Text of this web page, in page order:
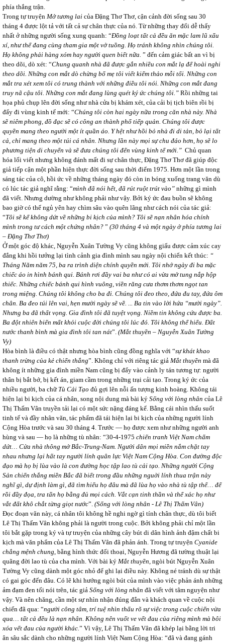
phía thắng trận.
Trong tự truyện Mở tương lai của Đặng Thơ Thơ, cận cảnh đời sống sau 30
tháng 4 được lột tả với tất cả sự chân thực của nó. Từ những thay đổi dễ thấy
nhất ở những người sống xung quanh: “Đồng loạt tất cả đều ăn mặc lam lũ xấu
xí, như thể đang cùng tham gia một vở tuồng. Họ tránh không nhìn chúng tôi.
Họ không phải hàng xóm hay người quen biết nữa. ” đến cảm giác bất an vì bị
theo dõi, dò xét: “Chung quanh nhà đã được gắn nhiều con mắt lạ để hoài nghi
theo dõi. Những con mắt dò chừng bố mẹ tôi viết kiểm thảo mỗi tối. Những con
mắt tra xét xem tôi có trung thành với những điều tôi nói. Những con mắt đang
truy nã cậu tôi. Những con mắt đang lùng quét ký ức chúng tôi.” Rồi những tai
họa phủ chụp lên đời sống như nhà cửa bị khám xét, của cải bị tịch biên rồi bị
đẩy đi vùng kinh tế mới: “Chúng tôi còn hai ngày nữa trong căn nhà này. Nhà
sẽ niêm phong, đồ đạc sẽ có công an thành phố tiếp quản. Chúng tôi được
quyền mang theo người một ít quần áo. Y hệt như hồi bỏ nhà đi di tản, bỏ lại tất
cả, chỉ mang theo một túi cá nhân. Nhưng lần này mọi sự chu đáo hơn, họ sẽ lo
phương tiện di chuyển và sẽ đưa chúng tôi đến vùng kinh tế mới.” Chủ quan
hóa lối viết nhưng không đánh mất đi sự chân thực, Đặng Thơ Thơ đã giúp độc
giả tiếp cận một phần hiện thực đời sống sau thời điểm 1975. Hơn một lần trong
sáng tác của cô, hồi ức về những tháng ngày đó còn in bóng xuống trang văn dù
có lúc tác giả nghĩ rằng: “mình đã nói hết, đã rút ruột trút vào” những gì mình
đã viết. Nhưng dường như không phải như vậy. Bởi ký ức đau buồn sẽ không
bao giờ có thể ngủ yên hay chìm sâu vào quên lãng như cách nói của tác giả:
“Tôi sẽ kể không dứt về những bi kịch của mình? Tôi sẽ nạn nhân hóa chính
mình trong tư cách một chứng nhân? ” (30 tháng 4 và một ngày ở phía tương lai
– Đặng Thơ Thơ)
Ở một góc độ khác, Nguyễn Xuân Tường Vy cũng không giấu được cảm xúc cay
đắng khi hồi tưởng lại tình cảnh gia đình mình sau ngày nội chiến kết thúc: “
Tháng Năm năm 75, ba ra trình diện chính quyền mới. Tôi nhớ ngày đi ba mặc
chiếc áo in hình bánh qui. Bánh rơi đầy vai ba như có ai vừa mở tung nắp hộp
thiếc. Những chiếc bánh qui hình vuông, viền răng cưa thơm thơm ngọt tan
trong miệng. Chúng tôi không cho ba đi. Chúng tôi đeo theo, đứa đu tay, đứa ôm
chân. Ba đeo túi lên vai, hẹn mười ngày sẽ về. ... Ba tin vào lời hứa “mười ngày”.
Nhưng ba đã thất vọng. Gia đình tôi đã tuyệt vọng. Niềm tin không cứu được ba.
Ba đột nhiên biến mất khỏi cuộc đời chúng tôi lúc đó. Tôi không thể hiểu. Đất
nước thanh bình mà gia đình tôi tan nát”. (Mắt thuyền – Nguyễn Xuân Tường
Vy)
Hòa bình là điều có thật nhưng hòa bình cũng đồng nghĩa với “sự khát khao
thanh trừng của kẻ chiến thắng”. Không chỉ với riêng tác giả Mắt thuyền mà đã
không ít những gia đình miền Nam cũng bị đẩy vào cảnh ly tán tương tự: người
thân bị bắt bớ, bị kết án, giam cầm trong những trại cải tạo. Trong ký ức của
nhiều người, ba chữ Tù Cải Tạo đủ gợi lên nỗi ấn tượng kinh hoàng. Không tái
hiện lại bi kịch của cá nhân, song nội dung mà bài ký Sống với lòng nhân của Lê
Thị Thấm Vân truyền tải lại có một sức nặng đáng kể. Bằng cái nhìn thấu suốt
tinh tế và đầy nhân văn, tác phẩm đã tái hiện lại bi kịch của những người lính
Cộng Hòa trước và sau 30 tháng 4. Trước ― họ được xem như những người anh
hùng và sau ― họ là những tù nhân: “30-4-1975 chiến tranh Việt Nam chấm
dứt… Cửa nhà thông mở Bắc-Trung-Nam. Người dân mọi miền nắm chặt tay
nhau nhưng lại hất tay người lính quân lực Việt Nam Cộng Hòa. Con đường độc
đạo mà họ bị lùa vào là con đường học tập lao tù cải tạo. Những người Cộng
Sản chiến thắng miền Bắc đã biết trong đầu những nguời lính thua trận này
nghĩ gì, dự định làm gì, đã tìm hiểu họ đâu mà đã lùa họ vào nhà tù tập thể… để
rồi đầy đọa, tra tấn họ bằng đủ mọi cách. Vắt cạn tinh thần và thể xác họ như
vắt đất khô chắt từng giọt nước”. (Sống với lòng nhân - Lê Thị Thấm Vân)
Đọc đoạn văn này, cá nhân tôi không hề nghi ngờ gì tính chân thực, dù tôi biết
Lê Thị Thấm Vân không phải là người trong cuộc. Bởi không phải chỉ một lần
tôi bắt gặp trong ký và tự truyện của những cây bút di dân hình ảnh đậm chất bi
kịch mà văn phẩm của Lê Thị Thấm Vân đã phản ánh. Trong tự truyện Cyanide
chẳng mệnh chung, bằng hình thức đối thoại, Nguyễn Hương đã tường thuật lại
quãng đời lao tù của cha mình. Với bài ký Mắt thuyền, ngòi bút Nguyễn Xuân
Tường Vy cũng dành một góc nhỏ để ghi lại điều này. Không né tránh dù sự thật
có gai góc đến đâu. Có lẽ khi hướng ngòi bút của mình vào việc phản ánh những
ảm đạm đen tối nói trên, tác giả Sống với lòng nhân đã viết với tâm nguyện như
vậy. Và nên chăng, cần một sự nhìn nhận đúng đắn và khách quan về cuộc nội
chiến đã qua: “người công tâm, trí tuệ nhìn thấu rõ sự việc trong cuộc chiến vừa
qua… tất cả đều là nạn nhân. Không nên vuốt ve vết đau của riêng mình mà bôi
xóa vết đau của người khác.” Vì vậy, Lê Thị Thấm Vân đã khép lại bằng lời tri
ân sâu sắc dành cho những người lính Việt Nam Cộng Hòa: “đã và đang gánh